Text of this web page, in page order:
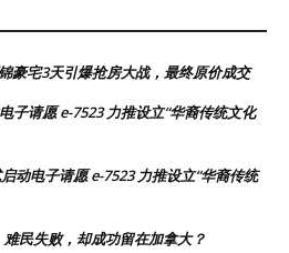
豪宅3天引爆抢房大战，最终原价成交
子请愿 e-7523 力推设立“华裔传统文化
动电子请愿 e-7523 力推设立“华裔传统
民失败，却成功留在加拿大？